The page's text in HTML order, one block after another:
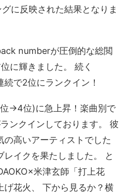
に反映された結果となりま
numberが圧倒的な総閲
に輝きました。 続く
で2位にランクイン！
→4位)に急上昇！楽曲別で
ンクインしております。 彼
の高いアーティストでした
イクを果たしました。 と
米津玄師「打上花
げ花火、 下から見るか？横